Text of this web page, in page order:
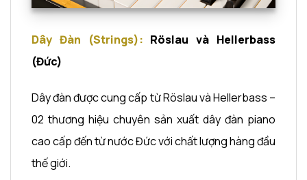
Dây Đàn (Strings): Röslau và Hellerbass
(Đức)
Dây đàn được cung cấp từ Röslau và Hellerbass –
02 thương hiệu chuyên sản xuất dây đàn piano
cao cấp đến từ nước Đức với chất lượng hàng đầu
thế giới.